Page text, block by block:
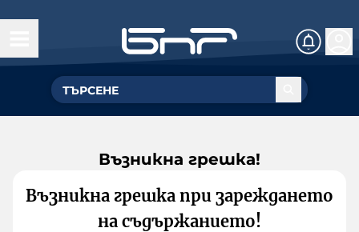
Възникна грешка!
Възникна грешка при зареждането
на съдържанието!